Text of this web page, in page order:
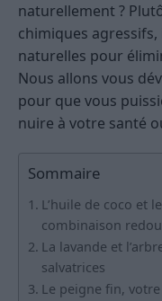
naturellement ?
chimiques
naturelles pour
Nous allons vous
pour que vous
nuire à votre santé
Sommaire
L’huile de coco et
combinaison
La lavande et
salvatrices
Le peigne fin,